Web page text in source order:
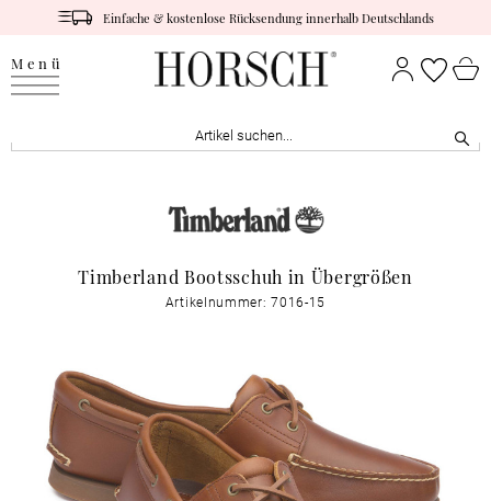
Einfache & kostenlose Rücksendung innerhalb Deutschlands
Menü
Timberland Bootsschuh in Übergrößen
Artikelnummer: 7016-15